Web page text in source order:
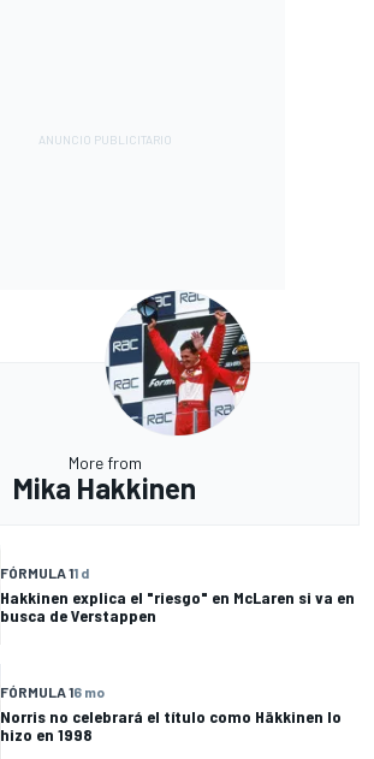
More from
Mika Hakkinen
FÓRMULA 11 d
Hakkinen explica el "riesgo" en McLaren si va en
busca de Verstappen
FÓRMULA 16 mo
Norris no celebrará el título como Häkkinen lo
hizo en 1998